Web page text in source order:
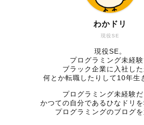
現役SE
わかドリ
現役SE。
プログラミング未経
ブラック企業に入社した
何とか転職したりして10年生
プログラミング未経験
かつての自分であるひなドリを
プログラミングのブログを